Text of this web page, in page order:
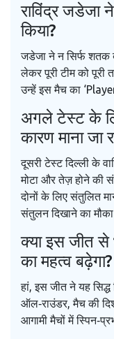
राविंद्र जडेजा
किया?
जडेजा ने न सिर्फ शतक
लेकर पूरी टीम को पूरी
उन्हें इस मैच का
अगले टेस्ट के
कारण माना जा
दूसरी टेस्ट दिल्ली के
मोटा और तेज़ होने की
दोनों के लिए संतुलित
संतुलन दिखाने का मौका
क्या इस जीत से
का महत्व बढ़ेगा?
हां, इस जीत ने यह
ऑल‑राउंडर, मैच की
आगामी मैचों में